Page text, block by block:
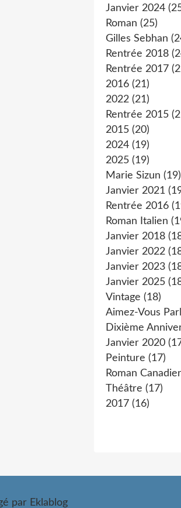
Janvier 2024
Roman (25)
Gilles Sebhan
Rentrée 2018
Rentrée 2017
2016 (21)
2022 (21)
Rentrée 2015
2015 (20)
2024 (19)
2025 (19)
Marie Sizun (19)
Janvier 2021
Rentrée 2016
Roman Italien
Janvier 2018
Janvier 2022
Janvier 2023
Janvier 2025
Vintage (18)
Aimez-Vous
Dixième
Janvier 2020
Peinture (17)
Roman
Théâtre (17)
2017 (16)
par Eklablog